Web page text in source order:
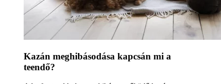
Kazán meghibásodása kapcsán mi a
teendő?